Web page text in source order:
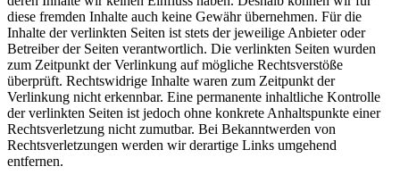
diese fremden Inhalte auch keine Gewähr übernehmen. Für die
Inhalte der verlinkten Seiten ist stets der jeweilige Anbieter oder
Betreiber der Seiten verantwortlich. Die verlinkten Seiten wurden
zum Zeitpunkt der Verlinkung auf mögliche Rechtsverstöße
überprüft. Rechtswidrige Inhalte waren zum Zeitpunkt der
Verlinkung nicht erkennbar. Eine permanente inhaltliche Kontrolle
der verlinkten Seiten ist jedoch ohne konkrete Anhaltspunkte einer
Rechtsverletzung nicht zumutbar. Bei Bekanntwerden von
Rechtsverletzungen werden wir derartige Links umgehend
entfernen.